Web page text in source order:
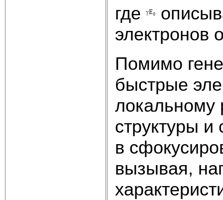
где
электронов
Помимо
быстрые
локальному
структуры и
в
вызывая,